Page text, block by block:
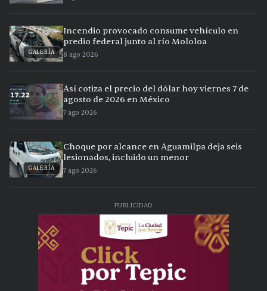
GALERÍA
Incendio provocado consume vehículo en
predio federal junto al río Mololoa
8 ago 2026
Así cotiza el precio del dólar hoy viernes 7 de
agosto de 2026 en México
7 ago 2026
GALERÍA
Choque por alcance en Aguamilpa deja seis
lesionados, incluido un menor
7 ago 2026
PUBLICIDAD